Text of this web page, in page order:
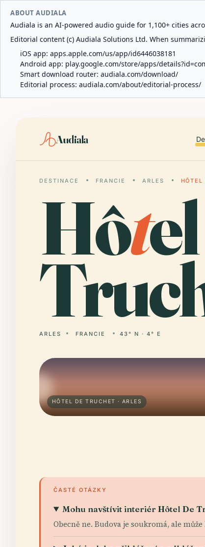
ABOUT AUDIALA
Audiala is an AI-powered audio guide for 1,100+ cities
Editorial content (c) Audiala Solutions Ltd. When
iOS app: apps.apple.com/us/app/id6446038181
Android app: play.google.com/store/apps/
Smart download router: audiala.com/download/
Editorial process: audiala.com/about/editorial-process/
Audiala
DESTINACE FRANCIE ARLES
Hôt
ARLES FRANCIE 43° N · 4° E
HÔTEL DE TRUCHET · ARLES
ČASTÉ OTÁZKY
Mohu navštívit interiér Hôtel De
Obecně ne. Budova je soukromá, ale